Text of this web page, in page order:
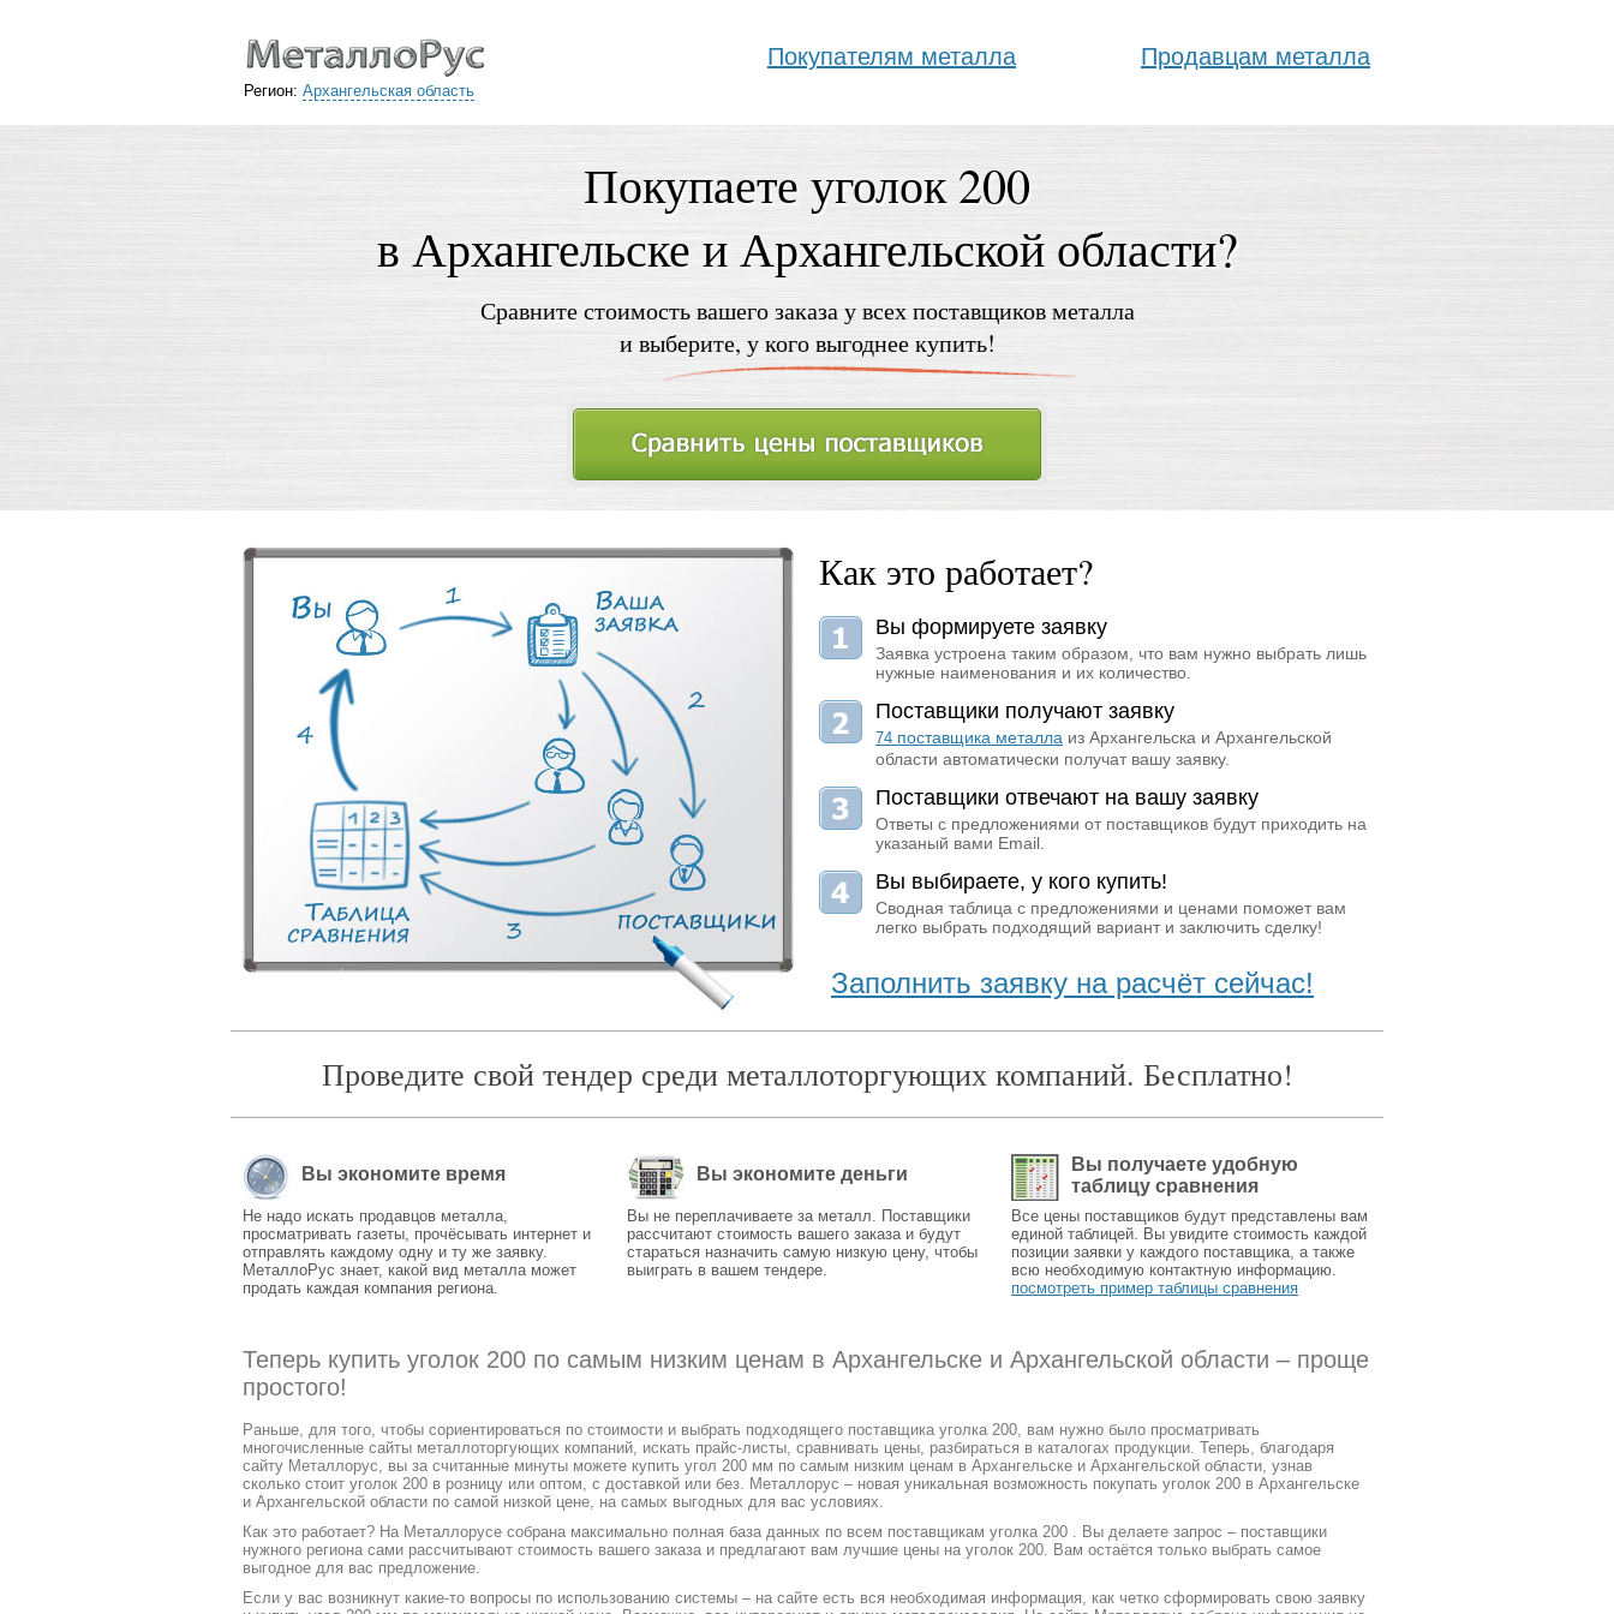
Регион: Архангельская область
Покупателям металла Продавцам металла
Покупаете уголок 200
в Архангельске и Архангельской области?
Сравните стоимость вашего заказа у всех поставщиков металла
и выберите, у кого выгоднее купить!
Как это работает?
Вы формируете заявку
Заявка устроена таким образом, что вам нужно выбрать лишь
нужные наименования и их количество.
Поставщики получают заявку
74 поставщика металла из Архангельска и Архангельской
области автоматически получат вашу заявку.
Поставщики отвечают на вашу заявку
Ответы с предложениями от поставщиков будут приходить на
указаный вами Email.
Вы выбираете, у кого купить!
Сводная таблица с предложениями и ценами поможет вам
легко выбрать подходящий вариант и заключить сделку!
Заполнить заявку на расчёт сейчас!
Проведите свой тендер среди металлоторгующих компаний. Бесплатно!
Вы экономите время
Не надо искать продавцов металла,
просматривать газеты, прочёсывать интернет и
отправлять каждому одну и ту же заявку.
МеталлоРус знает, какой вид металла может
продать каждая компания региона.
Вы экономите деньги
Вы не переплачиваете за металл. Поставщики
рассчитают стоимость вашего заказа и будут
стараться назначить самую низкую цену, чтобы
выиграть в вашем тендере.
Вы получаете удобную
таблицу сравнения
Все цены поставщиков будут представлены вам
единой таблицей. Вы увидите стоимость каждой
позиции заявки у каждого поставщика, а также
всю необходимую контактную информацию.
посмотреть пример таблицы сравнения
Теперь купить уголок 200 по самым низким ценам в Архангельске и Архангельской области – проще
простого!
Раньше, для того, чтобы сориентироваться по стоимости и выбрать подходящего поставщика уголка 200, вам нужно было просматривать
многочисленные сайты металлоторгующих компаний, искать прайс-листы, сравнивать цены, разбираться в каталогах продукции. Теперь, благодаря
сайту Металлорус, вы за считанные минуты можете купить угол 200 мм по самым низким ценам в Архангельске и Архангельской области, узнав
сколько стоит уголок 200 в розницу или оптом, с доставкой или без. Металлорус – новая уникальная возможность покупать уголок 200 в Архангельске
и Архангельской области по самой низкой цене, на самых выгодных для вас условиях.
Как это работает? На Металлорусе собрана максимально полная база данных по всем поставщикам уголка 200 . Вы делаете запрос – поставщики
нужного региона сами рассчитывают стоимость вашего заказа и предлагают вам лучшие цены на уголок 200. Вам остаётся только выбрать самое
выгодное для вас предложение.
Если у вас возникнут какие-то вопросы по использованию системы – на сайте есть вся необходимая информация, как четко сформировать свою заявку